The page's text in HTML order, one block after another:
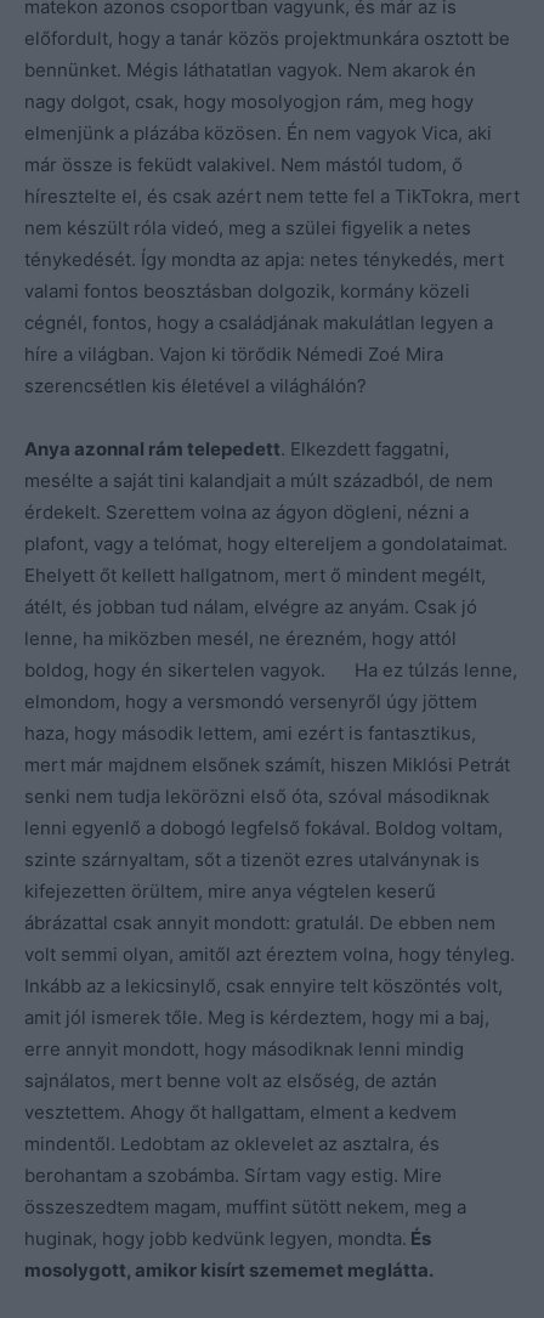
matekon azonos csoportban vagyunk, és már az is
előfordult, hogy a tanár közös projektmunkára osztott be
bennünket. Mégis láthatatlan vagyok. Nem akarok én
nagy dolgot, csak, hogy mosolyogjon rám, meg hogy
elmenjünk a plázába közösen. Én nem vagyok Vica, aki
már össze is feküdt valakivel. Nem mástól tudom, ő
híresztelte el, és csak azért nem tette fel a TikTokra, mert
nem készült róla videó, meg a szülei figyelik a netes
ténykedését. Így mondta az apja: netes ténykedés, mert
valami fontos beosztásban dolgozik, kormány közeli
cégnél, fontos, hogy a családjának makulátlan legyen a
híre a világban. Vajon ki törődik Némedi Zoé Mira
szerencsétlen kis életével a világhálón?
Anya azonnal rám telepedett. Elkezdett faggatni,
mesélte a saját tini kalandjait a múlt századból, de nem
érdekelt. Szerettem volna az ágyon dögleni, nézni a
plafont, vagy a telómat, hogy eltereljem a gondolataimat.
Ehelyett őt kellett hallgatnom, mert ő mindent megélt,
átélt, és jobban tud nálam, elvégre az anyám. Csak jó
lenne, ha miközben mesél, ne érezném, hogy attól
boldog, hogy én sikertelen vagyok. Ha ez túlzás lenne,
elmondom, hogy a versmondó versenyről úgy jöttem
haza, hogy második lettem, ami ezért is fantasztikus,
mert már majdnem elsőnek számít, hiszen Miklósi Petrát
senki nem tudja lekörözni első óta, szóval másodiknak
lenni egyenlő a dobogó legfelső fokával. Boldog voltam,
szinte szárnyaltam, sőt a tizenöt ezres utalványnak is
kifejezetten örültem, mire anya végtelen keserű
ábrázattal csak annyit mondott: gratulál. De ebben nem
volt semmi olyan, amitől azt éreztem volna, hogy tényleg.
Inkább az a lekicsinylő, csak ennyire telt köszöntés volt,
amit jól ismerek tőle. Meg is kérdeztem, hogy mi a baj,
erre annyit mondott, hogy másodiknak lenni mindig
sajnálatos, mert benne volt az elsőség, de aztán
vesztettem. Ahogy őt hallgattam, elment a kedvem
mindentől. Ledobtam az oklevelet az asztalra, és
berohantam a szobámba. Sírtam vagy estig. Mire
összeszedtem magam, muffint sütött nekem, meg a
huginak, hogy jobb kedvünk legyen, mondta. És
mosolygott, amikor kisírt szememet meglátta.